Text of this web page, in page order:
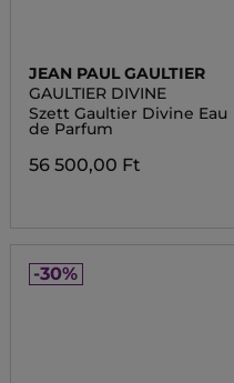
JEAN PAUL GAULTIER
GAULTIER DIVINE
Szett Gaultier Divine Eau
de Parfum
56 500,00 Ft
-30%